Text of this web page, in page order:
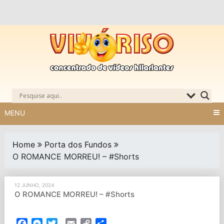
MENU
Home
Porta dos Fundos
O ROMANCE MORREU! – #Shorts
12 JUNHO, 2024
O ROMANCE MORREU! – #Shorts